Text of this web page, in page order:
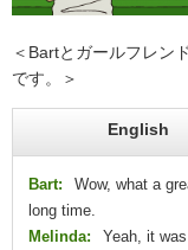
＜Bartとガールフレン
です。＞
English
Bart:
Wow, what a
long time.
Melinda:
Yeah, it